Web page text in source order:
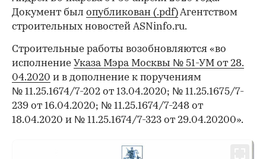
Документ был опубликован (.pdf)Агентством
строительных новостей ASNinfo.ru.
Строительные работы возобновляются «во
исполнение Указа Мэра Москвы № 51-УМ от 28.
04.2020 и в дополнение к поручениям
№ 11.25.1674/7-202 от 13.04.2020; № 11.25.1675/7-
239 от 16.04.2020; № 11.25.1674/7-248 от
18.04.2020 и № 11.25.1674/7-323 от 29.04.20200».